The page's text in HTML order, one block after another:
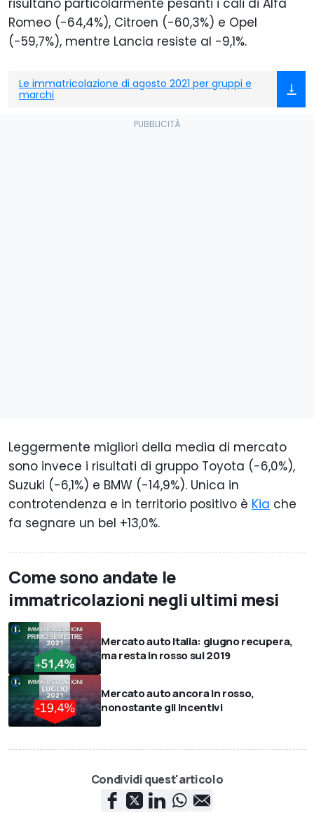
risultano particolarmente pesanti i cali di Alfa
Romeo (-64,4%), Citroen (-60,3%) e Opel
(-59,7%), mentre Lancia resiste al -9,1%.
Le immatricolazione di agosto 2021 per gruppi e
marchi
Leggermente migliori della media di mercato
sono invece i risultati di gruppo Toyota (-6,0%),
Suzuki (-6,1%) e BMW (-14,9%). Unica in
controtendenza e in territorio positivo è Kia che
fa segnare un bel +13,0%.
Come sono andate le
immatricolazioni negli ultimi mesi
Mercato auto Italia: giugno recupera,
ma resta in rosso sul 2019
Mercato auto ancora in rosso,
nonostante gli incentivi
Condividi quest'articolo